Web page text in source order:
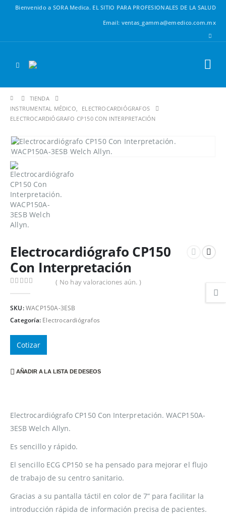
Bienvenido a SORA Medica. EL SITIO PARA PROFESIONALES DE LA SALUD
Email: ventas_gamma@emedico.com.mx
TIENDA
INSTRUMENTAL MÉDICO,
ELECTROCARDIÓGRAFOS
ELECTROCARDIÓGRAFO CP150 CON INTERPRETACIÓN
Electrocardiógrafo CP150
Con Interpretación
( No hay valoraciones aún. )
SKU:WACP150A-3ESB
Categoría: Electrocardiógrafos
Cotizar
AÑADIR A LA LISTA DE DESEOS
Electrocardiógrafo CP150 Con Interpretación. WACP150A-
3ESB Welch Allyn.
Es sencillo y rápido.
El sencillo ECG CP150 se ha pensado para mejorar el flujo
de trabajo de su centro sanitario.
Gracias a su pantalla táctil en color de 7” para facilitar la
introducción rápida de información precisa de pacientes.